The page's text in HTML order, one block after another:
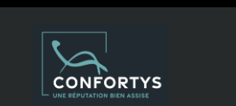
Yoga
Accessoires